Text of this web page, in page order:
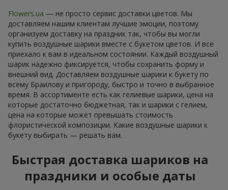
Flowers.ua — не просто сервис доставки цветов. Мы
доставляем нашим клиентам лучшие эмоции, поэтому
организуем доставку на праздник так, чтобы вы могли
купить воздушные шарики вместе с букетом цветов. И все
приехало к вам в идеальном состоянии. Каждый воздушный
шарик надежно фиксируется, чтобы сохранить форму и
внешний вид. Доставляем воздушные шарики к букету по
всему Браилову и пригороду, быстро и точно в выбранное
время. В ассортименте есть как гелиевые шарики, цена на
которые достаточно бюджетная, так и шарики с гелием,
цена на которые может превышать стоимость
флористической композиции. Какие воздушные шарики к
букету выбирать — решать вам.
Быстрая доставка шариков на
праздники и особые даты